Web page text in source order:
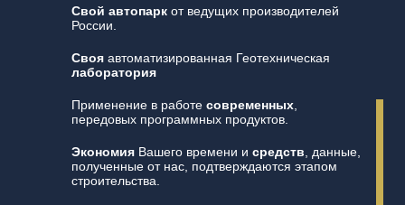
Свой автопаркот ведущих производителей
России.
Свояавтоматизированная Геотехническая
лаборатория
Применение в работе современных,
передовых программных продуктов.
ЭкономияВашего времени и средств , данные,
полученные от нас, подтверждаются этапом
строительства.